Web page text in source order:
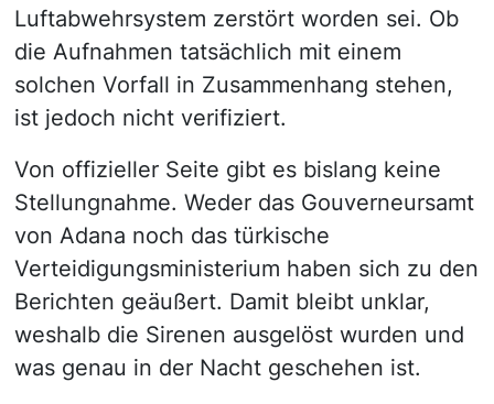
Luftabwehrsystem zerstört worden sei. Ob
die Aufnahmen tatsächlich mit einem
solchen Vorfall in Zusammenhang stehen,
ist jedoch nicht verifiziert.
Von offizieller Seite gibt es bislang keine
Stellungnahme. Weder das Gouverneursamt
von Adana noch das türkische
Verteidigungsministerium haben sich zu den
Berichten geäußert. Damit bleibt unklar,
weshalb die Sirenen ausgelöst wurden und
was genau in der Nacht geschehen ist.